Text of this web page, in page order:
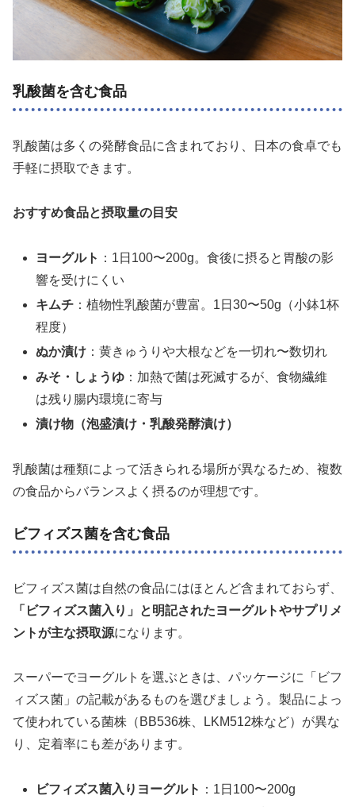
乳酸菌を含む食品
乳酸菌は多くの発酵食品に含まれており、日本の食卓でも
手軽に摂取できます。
おすすめ食品と摂取量の目安
ヨーグルト ：1日100〜200g。食後に摂ると胃酸の影
響を受けにくい
キムチ ：植物性乳酸菌が豊富。1日30〜50g（小鉢1杯
程度）
ぬか漬け ：黄きゅうりや大根などを一切れ〜数切れ
みそ・しょうゆ ：加熱で菌は死滅するが、食物繊維
は残り腸内環境に寄与
漬け物（泡盛漬け・乳酸発酵漬け）
乳酸菌は種類によって活きられる場所が異なるため、複数
の食品からバランスよく摂るのが理想です。
ビフィズス菌を含む食品
ビフィズス菌は自然の食品にはほとんど含まれておらず、
「ビフィズス菌入り」と明記されたヨーグルトやサプリメ
ントが主な摂取源になります。
スーパーでヨーグルトを選ぶときは、パッケージに「ビフ
ィズス菌」の記載があるものを選びましょう。製品によっ
て使われている菌株（BB536株、LKM512株など）が異な
り、定着率にも差があります。
ビフィズス菌入りヨーグルト ：1日100〜200g